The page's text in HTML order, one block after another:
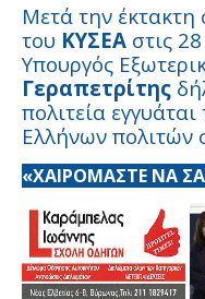
Μετά την έκτακτη
του ΚΥΣΕΑ στις
Υπουργός
Γεραπετρίτης
πολιτεία
Ελλήνων πολιτών
«ΧΑΙΡΟΜΑΣΤΕ ΝΑ